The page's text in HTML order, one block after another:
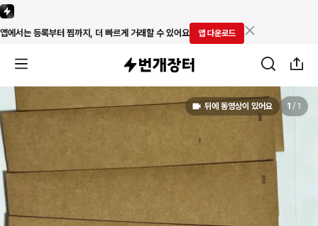
앱에서는 등록부터 찜까지, 더 빠르게 거래할 수 있어요 앱 다운로드
뒤에 동영상이 있어요 1 / 1